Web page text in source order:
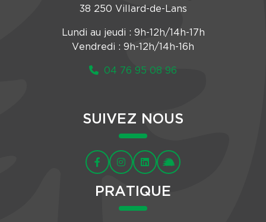
38 250 Villard-de-Lans
Lundi au jeudi : 9h-12h/14h-17h
Vendredi : 9h-12h/14h-16h
04 76 95 08 96
SUIVEZ NOUS
PRATIQUE